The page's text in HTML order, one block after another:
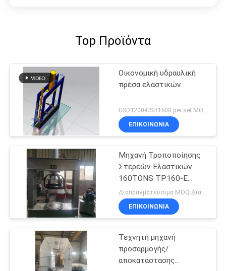
Top Προϊόντα
Οικονομική υδραυλική
πρέσα ελαστικών
USD1200-USD1500 per set MOQ:1 σύνολο
ΕΠΙΚΟΙΝΩΝΙΑ
Μηχανή Τροποποίησης
Στερεών Ελαστικών
160TONS TP160-E
Κινητήρας 5.5KW
ΕΠΙΚΟΙΝΩΝΙΑ
Τεχνητή μηχανή
προσαρμογής/
αποκατάστασης